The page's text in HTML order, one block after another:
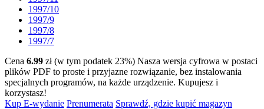
1997/10
1997/9
1997/8
1997/7
Cena 6.99 zł (w tym podatek 23%) Nasza wersja cyfrowa w postaci
plików PDF to proste i przyjazne rozwiązanie, bez instalowania
specjalnych programów, na każde urządzenie. Kupujesz i
korzystasz!
Kup E-wydanie Prenumerata Sprawdź, gdzie kupić magazyn